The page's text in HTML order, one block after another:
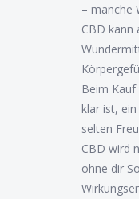
– manche
CBD kann
Beim
klar ist,
selten
CBD wird
ohne dir